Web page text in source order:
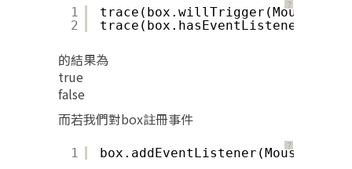
？
1
2
的結果為
true
false
而若我們對box註冊事件
？
1